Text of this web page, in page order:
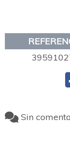
Sin